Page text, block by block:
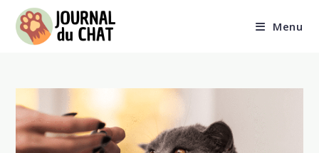
content
Menu